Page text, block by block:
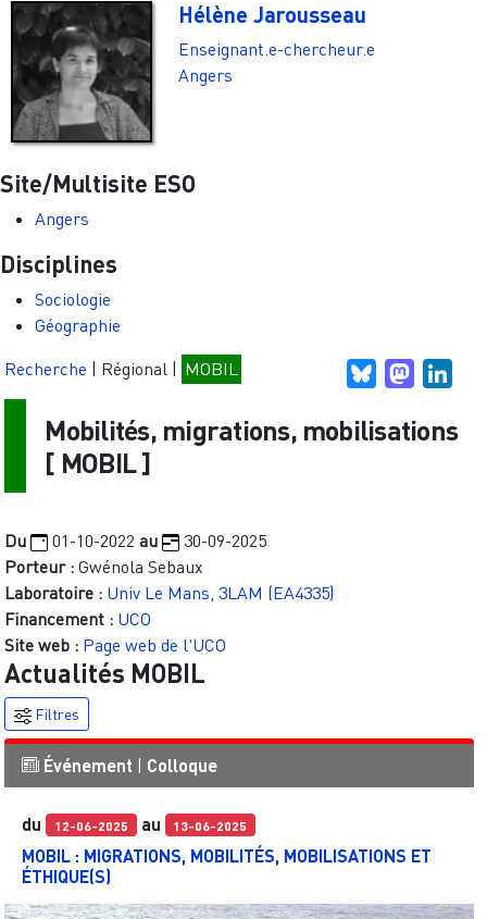
Hélène Jarousseau
Enseignant.e-chercheur.e
Angers
Site/Multisite ESO
Angers
Disciplines
Sociologie
Géographie
Recherche
Régional MOBIL Bluesky
Mobilités, migrations, mobilisations
[ MOBIL]
Du 01-10-2022 au
30-09-2025
Porteur : Gwénola Sebaux
Laboratoire : Univ Le Mans, 3LAM (EA4335)
Financement : UCO
Site web : Page web de l'UCO
Actualités MOBIL
Filtres
Événement | Colloque
du 12-06-2025 au 13-06-2025
MOBIL : MIGRATIONS, MOBILITÉS, MOBILISATIONS ET
ÉTHIQUE(S)